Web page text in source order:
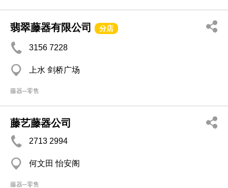
翡翠藤器有限公司 分店
3156 7228
上水 剑桥广场
藤器─零售
藤艺藤器公司
2713 2994
何文田 怡安阁
藤器─零售